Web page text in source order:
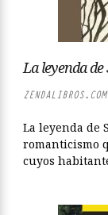
La leyenda
ZENDALIBROS.COM
La leyenda de
romanticismo
cuyos